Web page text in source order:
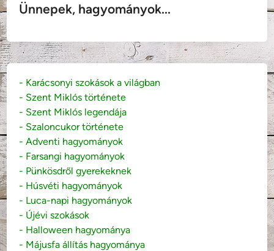
Ünnepek, hagyományok...
- Karácsonyi szokások a világban
- Szent Miklós története
- Szent Miklós legendája
- Szaloncukor története
- Adventi hagyományok
- Farsangi hagyományok
- Pünkösdről gyerekeknek
- Húsvéti hagyományok
- Luca-napi hagyományok
- Újévi szokások
- Halloween hagyománya
- Májusfa állítás hagyománya